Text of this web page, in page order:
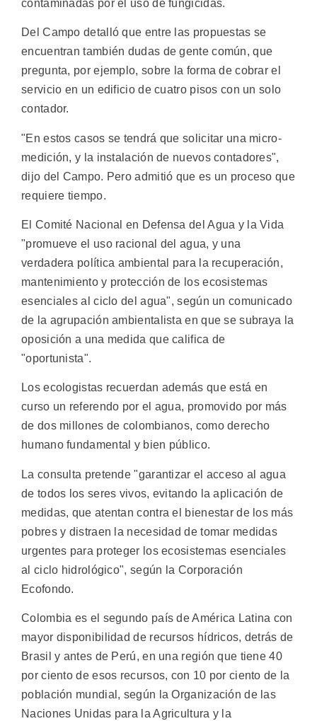
contaminadas por el uso de fungicidas.
Del Campo detalló que entre las propuestas se
encuentran también dudas de gente común, que
pregunta, por ejemplo, sobre la forma de cobrar el
servicio en un edificio de cuatro pisos con un solo
contador.
"En estos casos se tendrá que solicitar una micro-
medición, y la instalación de nuevos contadores",
dijo del Campo. Pero admitió que es un proceso que
requiere tiempo.
El Comité Nacional en Defensa del Agua y la Vida
"promueve el uso racional del agua, y una
verdadera política ambiental para la recuperación,
mantenimiento y protección de los ecosistemas
esenciales al ciclo del agua", según un comunicado
de la agrupación ambientalista en que se subraya la
oposición a una medida que califica de
"oportunista".
Los ecologistas recuerdan además que está en
curso un referendo por el agua, promovido por más
de dos millones de colombianos, como derecho
humano fundamental y bien público.
La consulta pretende "garantizar el acceso al agua
de todos los seres vivos, evitando la aplicación de
medidas, que atentan contra el bienestar de los más
pobres y distraen la necesidad de tomar medidas
urgentes para proteger los ecosistemas esenciales
al ciclo hidrológico", según la Corporación
Ecofondo.
Colombia es el segundo país de América Latina con
mayor disponibilidad de recursos hídricos, detrás de
Brasil y antes de Perú, en una región que tiene 40
por ciento de esos recursos, con 10 por ciento de la
población mundial, según la Organización de las
Naciones Unidas para la Agricultura y la